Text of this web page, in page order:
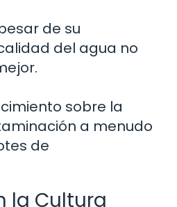
de su
del agua no
sobre la
a menudo
de
la Cultura